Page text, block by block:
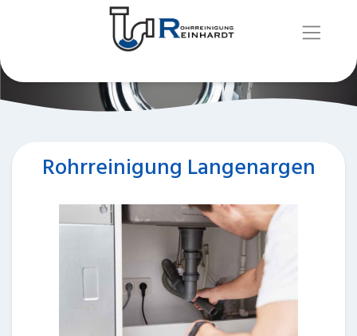
Rohrreinigung Langenargen